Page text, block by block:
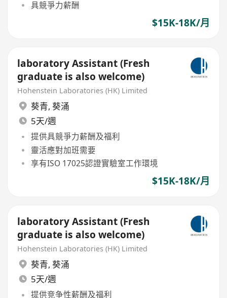
具競爭力薪酬
$15K-18K/月
laboratory Assistant (Fresh
graduate is also welcome)
Hohenstein Laboratories (HK) Limited
葵青, 葵涌
5天/週
提供具競爭力薪酬及福利
靈活應對加班需要
享有ISO 17025認證實驗室工作環境
$15K-18K/月
laboratory Assistant (Fresh
graduate is also welcome)
Hohenstein Laboratories (HK) Limited
葵青, 葵涌
5天/週
提供竞争性薪酬及福利